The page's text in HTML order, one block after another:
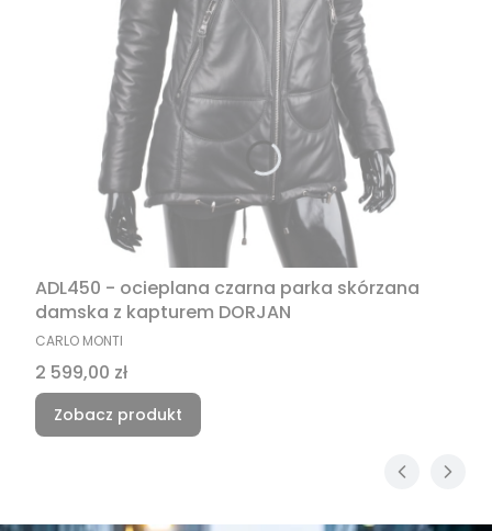
ADL450 - ocieplana czarna parka skórzana
damska z kapturem DORJAN
PRODUCENT
CARLO MONTI
Cena
2 599,00 zł
Zobacz produkt